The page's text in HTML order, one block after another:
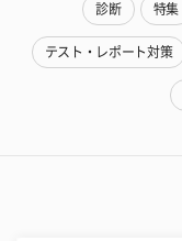
診断 特集
テスト・レポート対策